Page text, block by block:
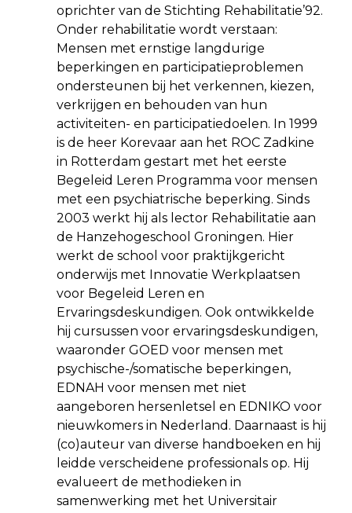
oprichter van de Stichting Rehabilitatie’92.
Onder rehabilitatie wordt verstaan:
Mensen met ernstige langdurige
beperkingen en participatieproblemen
ondersteunen bij het verkennen, kiezen,
verkrijgen en behouden van hun
activiteiten- en participatiedoelen. In 1999
is de heer Korevaar aan het ROC Zadkine
in Rotterdam gestart met het eerste
Begeleid Leren Programma voor mensen
met een psychiatrische beperking. Sinds
2003 werkt hij als lector Rehabilitatie aan
de Hanzehogeschool Groningen. Hier
werkt de school voor praktijkgericht
onderwijs met Innovatie Werkplaatsen
voor Begeleid Leren en
Ervaringsdeskundigen. Ook ontwikkelde
hij cursussen voor ervaringsdeskundigen,
waaronder GOED voor mensen met
psychische-/somatische beperkingen,
EDNAH voor mensen met niet
aangeboren hersenletsel en EDNIKO voor
nieuwkomers in Nederland. Daarnaast is hij
(co)auteur van diverse handboeken en hij
leidde verscheidene professionals op. Hij
evalueert de methodieken in
samenwerking met het Universitair